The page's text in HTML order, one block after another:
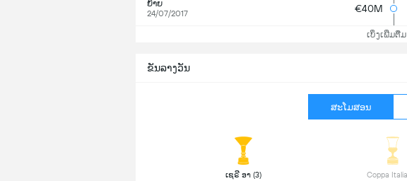
ຍ້າຍ
24/07/2017
€40M
ເບິ່ງເພີ່ມຕື່ມ
ຂັນລາງວັນ
ສະໂມສອນ